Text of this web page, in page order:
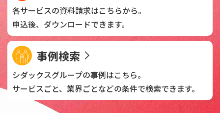
各サービスの資料請求はこちらから。
申込後、 ダウンロードできます。
事例検索
シダックスグループの事例はこちら。
サービスごと、業界ごとなどの条件で検索できます。